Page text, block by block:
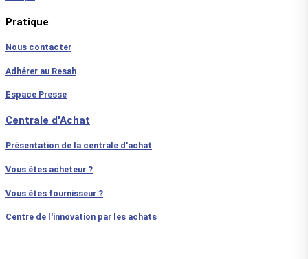
Pratique
Nous contacter
Adhérer au Resah
Espace Presse
Centrale d'Achat
Présentation de la centrale d'achat
Vous êtes acheteur ?
Vous êtes fournisseur ?
Centre de l'innovation par les achats